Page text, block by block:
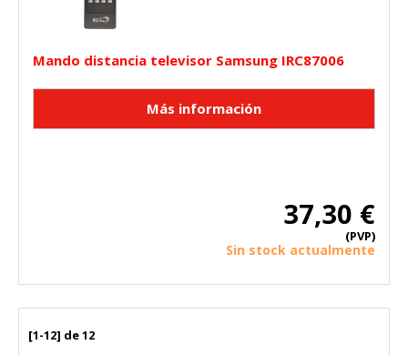
Mando distancia televisor Samsung IRC87006
37,30 €
(PVP)
Sin stock actualmente
[1-12] de 12